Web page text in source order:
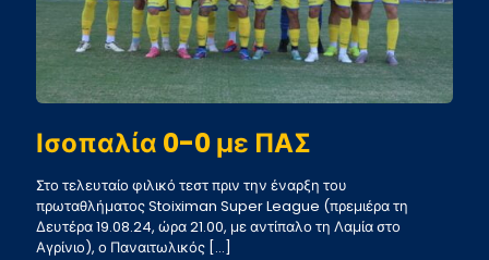
Ισοπαλία 0-0 με ΠΑΣ
Στο τελευταίο φιλικό τεστ πριν την έναρξη του
πρωταθλήματος Stoiximan Super League (πρεμιέρα τη
Δευτέρα 19.08.24, ώρα 21.00, με αντίπαλο τη Λαμία στο
Αγρίνιο), ο Παναιτωλικός […]